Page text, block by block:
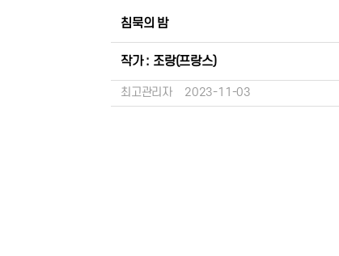
침묵의 밤
작가 : 조랑(프랑스)
최고관리자 2023-11-03